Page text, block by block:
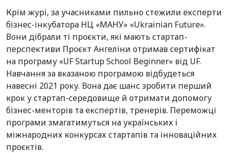
Крім журі, за учасниками пильно стежили експерти
бізнес-інкубатора НЦ «МАНУ» «Ukrainian Future».
Вони дібрали ті проєкти, які мають стартап-
перспективи Проєкт Ангеліни отримав сертифікат
на програму «UF Startup School Beginner» від UF.
Навчання за вказаною програмою відбудеться
навесні 2021 року. Вона дає шанс зробити перший
крок у стартап-середовище й отримати допомогу
бізнес-менторів та експертів, тренерів. Переможці
програми змагатимуться на українських і
міжнародних конкурсах стартапів та інноваційних
проєктів.